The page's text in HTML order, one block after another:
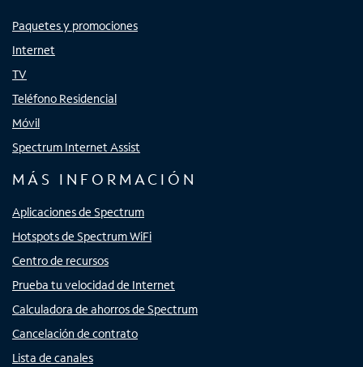
Paquetes y promociones
Internet
TV
Teléfono Residencial
Móvil
Spectrum Internet Assist
MÁS INFORMACIÓN
Aplicaciones de Spectrum
Hotspots de Spectrum WiFi
Centro de recursos
Prueba tu velocidad de Internet
Calculadora de ahorros de Spectrum
Cancelación de contrato
Lista de canales